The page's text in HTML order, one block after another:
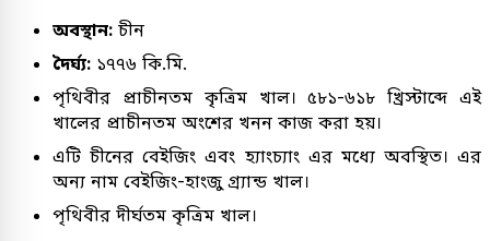
অবস্থান: চীন
দৈর্ঘ্য: ১৭৭৬ কি.মি.
পৃথিবীর প্রাচীনতম কৃত্রিম খাল। ৫৮১-৬১৮ খ্রিস্টাব্দে এই
খালের প্রাচীনতম অংশের খনন কাজ করা হয়।
এটি চীনের বেইজিং এবং হ্যাংচ্যাং এর মধ্যে অবস্থিত। এর
অন্য নাম বেইজিং-হাংজু গ্র্যান্ড খাল।
পৃথিবীর দীর্ঘতম কৃত্রিম খাল।